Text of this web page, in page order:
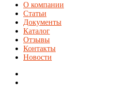
О компании
Статьи
Документы
Каталог
Отзывы
Контакты
Новости